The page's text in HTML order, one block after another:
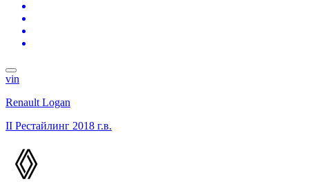
vin
Renault Logan
II Рестайлинг 2018 г.в.